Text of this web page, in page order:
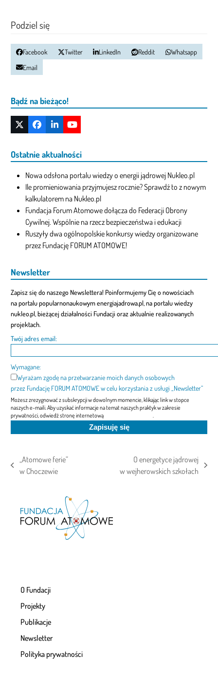
Podziel się
Facebook Twitter LinkedIn Reddit
Whatsapp
Email
Bądź na bieżąco!
Twitter
(deprecated)
FacebookLinkedInYouTube
Ostatnie aktualności
Nowa odsłona portalu wiedzy o energii jądrowej Nukleo.pl
Ile promieniowania przyjmujesz rocznie? Sprawdź to z nowym
kalkulatorem na Nukleo.pl
Fundacja Forum Atomowe dołącza do Federacji Obrony
Cywilnej. Wspólnie na rzecz bezpieczeństwa i edukacji
Ruszyły dwa ogólnopolskie konkursy wiedzy organizowane
przez Fundację FORUM ATOMOWE!
Newsletter
Zapisz się do naszego Newslettera! Poinformujemy Cię o nowościach
na portalu popularnonaukowym energiajadrowa.pl, na portalu wiedzy
nukleo.pl, bieżącej działalności Fundacji oraz aktualnie realizowanych
projektach.
Twój adres email:
Wymagane:
Wyrażam zgodę na przetwarzanie moich danych osobowych
przez Fundację FORUM ATOMOWE w celu korzystania z usługi „Newsletter”
Możesz zrezygnować z subskrypcji w dowolnym momencie, klikając link w stopce
naszych e-maili. Aby uzyskać informacje na temat naszych praktyk w zakresie
prywatności, odwiedź stronę internetową
previous
„Atomowe ferie”
w Choczewie
O energetyce jądrowej
w wejherowskich szkołach
O Fundacji
Projekty
Publikacje
Newsletter
Polityka prywatności